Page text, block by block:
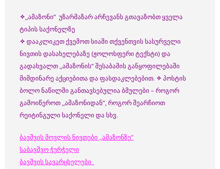
✧,,ამაზონი” უზარმაზარ არჩევანს გთავაზობთ ყველა
ტიპის საქონელზე
✧ დააკლიკეთ ქვემოთ სიაში თქვენთვის სასურველი
ნივთის დასახელებაზე (ჟოლოსფერი ტექსტი) და
გადახვალთ ,,ამაზონის“ შესაბამის განყოფილებაში
მიმდინარე აქციებითა და ფასდაკლებებით. ✧ პოსტის
ბოლო ნაწილში განთავსებულია ბმულები – როგორ
გამოიწეროთ ,,ამაზონიდან”, როგორ შეარჩიოთ
რეიტინგული საქონელი და სხვ.
ბავშვის მოვლის ნივთები ,,ამაზონზე”
საბავშვო ჭურჭელი
ბავშვის სავარცხელები